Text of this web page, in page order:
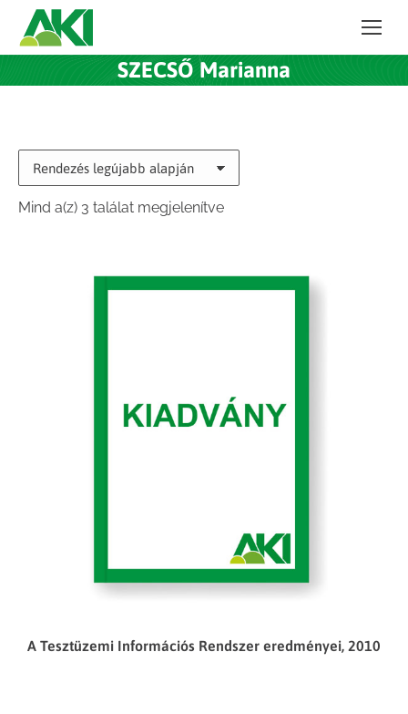
SZECSŐ Marianna
Mind a(z) 3 találat megjelenítveSorted
A Tesztüzemi Információs Rendszer eredményei, 2010